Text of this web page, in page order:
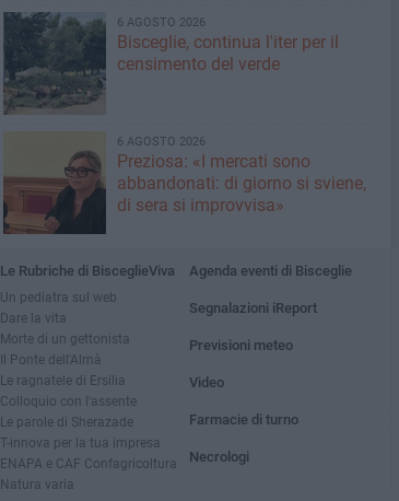
6 AGOSTO 2026
Bisceglie, continua l'iter per il
censimento del verde
6 AGOSTO 2026
Preziosa: «I mercati sono
abbandonati: di giorno si sviene,
di sera si improvvisa»
Le Rubriche di BisceglieViva
Un pediatra sul web
Dare la vita
Morte di un gettonista
Il Ponte dell'Almà
Le ragnatele di Ersilia
Colloquio con l'assente
Le parole di Sherazade
T-innova per la tua impresa
ENAPA e CAF Confagricoltura
Natura varia
Agenda eventi di Bisceglie
Segnalazioni iReport
Previsioni meteo
Video
Farmacie di turno
Necrologi